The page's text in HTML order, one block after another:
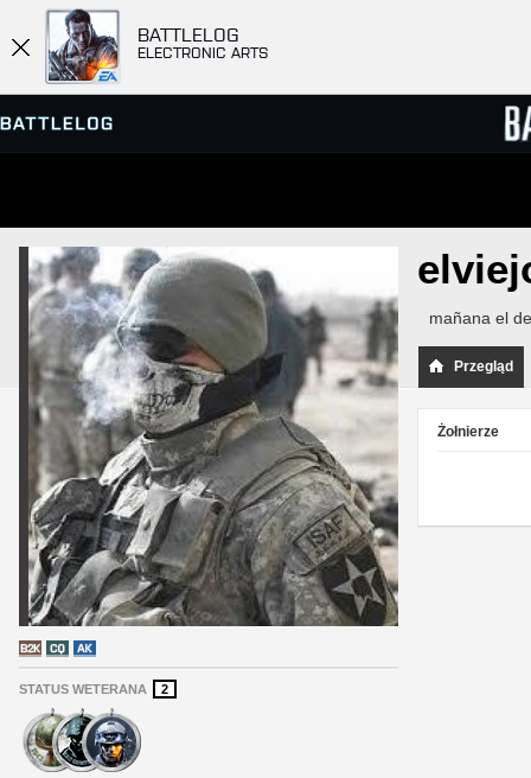
BATTLELOG
ELECTRONIC ARTS
PRZEGLĄDARKA SERWERÓW
GRY
STATUS WETERANA 2
mañana el
Przegląd
Żołnierze